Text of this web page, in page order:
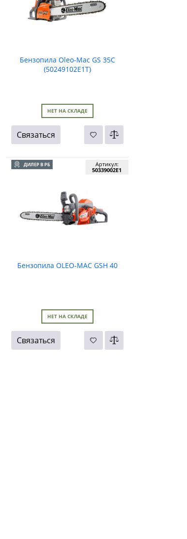
Бензопила Oleo-Mac GS 35C
(50249102E1T)
НЕТ НА СКЛАДЕ
Связаться
ДИЛЕР В РБ
Бензопила OLEO-MAC GSH 40
Артикул:
50339002E1
НЕТ НА СКЛАДЕ
Связаться